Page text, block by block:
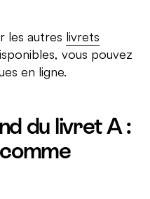
les autres livrets
vous pouvez
en ligne.
du livret A :